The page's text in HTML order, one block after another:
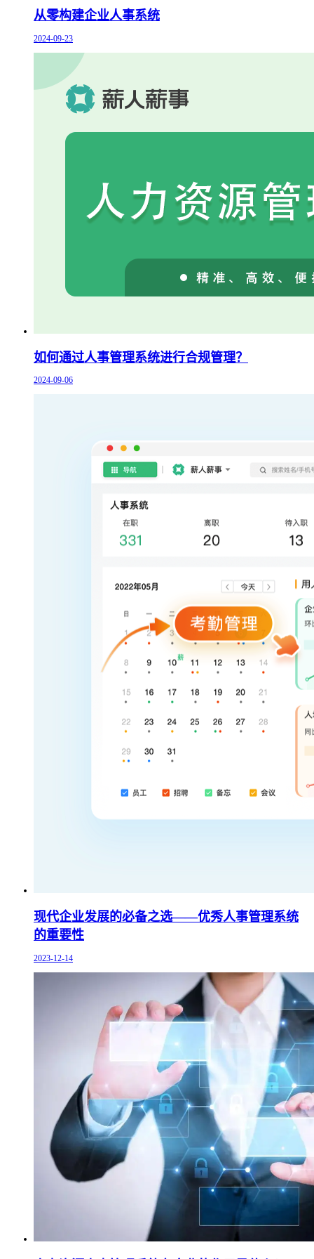
从零构建企业人事系统
2024-09-23
如何通过人事管理系统进行合规管理？
2024-09-06
现代企业发展的必备之选——优秀人事管理系统
的重要性
2023-12-14